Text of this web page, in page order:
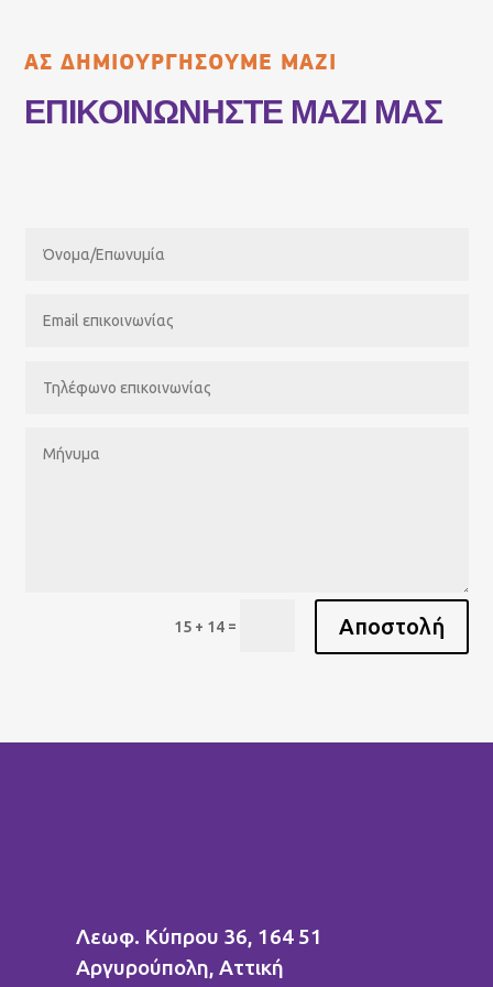
ΑΣ ΔΗΜΙΟΥΡΓΗΣΟΥΜΕ ΜΑΖΙ
ΕΠΙΚΟΙΝΩΝΗΣΤΕ ΜΑΖΙ ΜΑΣ
15 + 14= Αποστολή
Λεωφ. Κύπρου 36, 164 51
Αργυρούπολη, Aττική